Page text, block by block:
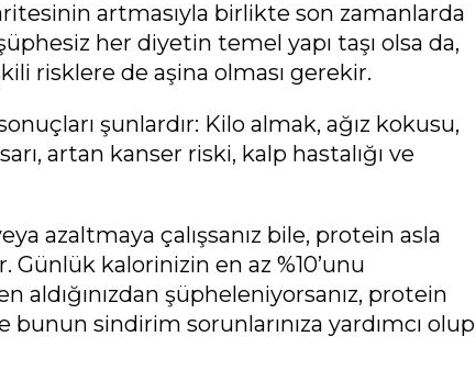
artmasıyla birlikte son zamanlarda
her diyetin temel yapı taşı olsa da,
risklere de aşina olması gerekir.
şunlardır: Kilo almak, ağız kokusu,
artan kanser riski, kalp hastalığı ve
azaltmaya çalışsanız bile, protein asla
Günlük kalorinizin en az %10’unu
aldığınızdan şüpheleniyorsanız, protein
sindirim sorunlarınıza yardımcı olup